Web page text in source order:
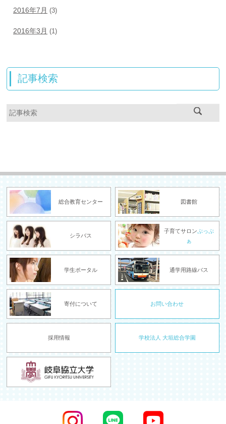
2016年7月 (3)
2016年3月 (1)
記事検索
総合教育センター 図書館
シラバス
子育てサロンぷっぷ
ぁ
学生ポータル 通学用路線バス
寄付について お問い合わせ
採用情報 学校法人 大垣総合学園